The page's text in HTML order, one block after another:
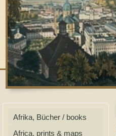
Afrika, Bücher / books
Africa, prints & maps